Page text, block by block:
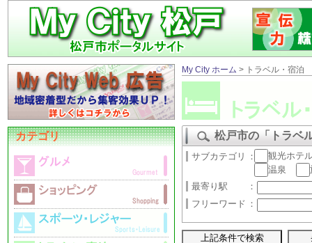
カテゴリ
My City ホーム > トラベル・宿泊
松戸市の「トラベ
サブカテゴリ ：
観光ホテ
温泉
最寄り駅
：
フリーワード ：